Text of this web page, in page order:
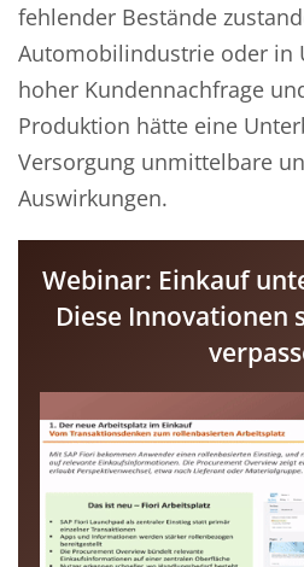
fehlender Bestände
Automobilindustrie oder in
hoher Kundennachfrage
Produktion hätte eine
Versorgung unmittelbare
Auswirkungen.
Webinar: Einkauf
Diese Innovationen